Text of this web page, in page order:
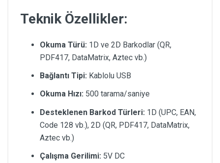
Teknik Özellikler:
Okuma Türü: 1D ve 2D Barkodlar (QR,
PDF417, DataMatrix, Aztec vb.)
Bağlantı Tipi: Kablolu USB
Okuma Hızı: 500 tarama/saniye
Desteklenen Barkod Türleri: 1D (UPC, EAN,
Code 128 vb.), 2D (QR, PDF417, DataMatrix,
Aztec vb.)
Çalışma Gerilimi: 5V DC